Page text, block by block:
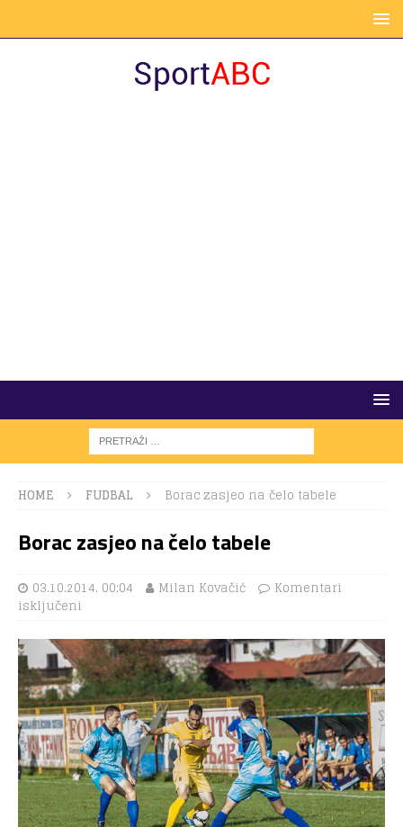
HOME FUDBAL Borac zasjeo na čelo tabele
Borac zasjeo na čelo tabele
03.10.2014. 00:04 Milan Kovačić
Komentari
isključeni